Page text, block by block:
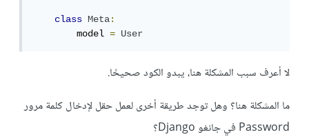
class Meta:
        model
= User
لا أعرف سبب المشكلة هنا، يبدو الكود صحيحًا.
ما المشكلة هنا؟ وهل توجد طريقة أخرى لعمل حقل لإدخال كلمة مرور
Password في جانغو Django؟